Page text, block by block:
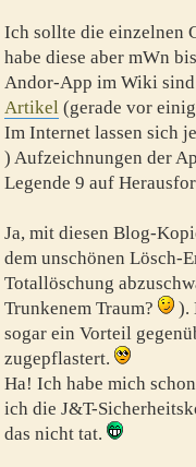
Ich sollte die einzelnen
habe diese aber mWn
Andor-App im Wiki sind
Artikel (gerade vor
Im Internet lassen sich
) Aufzeichnungen der
Legende 9 auf
Ja, mit diesen Blog-
dem unschönen Lösch-
Totallöschung
Trunkenem Traum?
).
sogar ein Vorteil
zugepflastert.
Ha! Ich habe mich
ich die J&T-
das nicht tat.